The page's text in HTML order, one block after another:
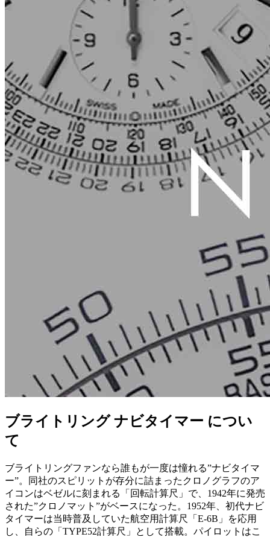
ブライトリング ナビタイマー につい
て
ブライトリングファンなら誰もが一度は憧れる”ナビタイマ
ー”。同社のスピリットが存分に詰まったクロノグラフのア
イコンはベゼルに刻まれる「回転計算尺」で、1942年に発売
された”クロノマット”がベースになった。1952年、初代ナビ
タイマーは当時普及していた航空用計算尺「E-6B」を応用
し、自らの「TYPE52計算尺」として搭載。パイロットはこ